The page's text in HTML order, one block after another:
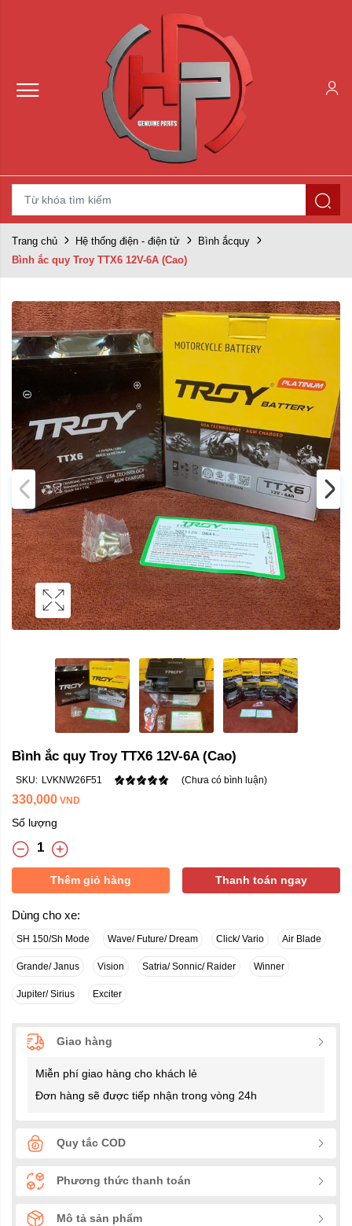
Trang chủ Hệ thống điện - điện tử
Bình ắcquy
Bình ắc quy Troy TTX6 12V-6A (Cao)
Bình ắc quy Troy TTX6 12V-6A (Cao)
SKU: LVKNW26F51 (Chưa có bình luận)
330,000 VND
Số lượng
Thêm giỏ hàng Thanh toán ngay
Dùng cho xe:
SH 150/Sh Mode Wave/ Future/ Dream Click/ Vario Air Blade
Grande/ Janus Vision Satria/ Sonnic/ Raider Winner
Jupiter/ Sirius Exciter
Giao hàng
Miễn phí giao hàng cho khách lẻ
Đơn hàng sẽ được tiếp nhận trong vòng 24h
Quy tắc COD
Phương thức thanh toán
Mô tả sản phẩm